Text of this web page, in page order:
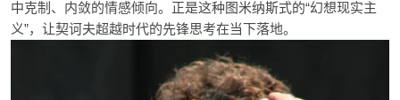
中克制、内敛的情感倾向。正是这种图米纳斯式的“幻想现实主
义”，让契诃夫超越时代的先锋思考在当下落地。